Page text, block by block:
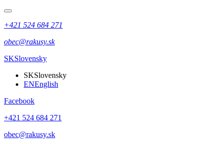
+421 524 684 271
obec@rakusy.sk
SKSlovensky
SKSlovensky
ENEnglish
Facebook
+421 524 684 271
obec@rakusy.sk